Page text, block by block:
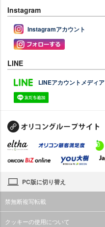
Instagram
Instagramアカウント
LINE
LINEアカウントメディア
PC版に切り替え
禁無断複写転載
クッキーの使用について